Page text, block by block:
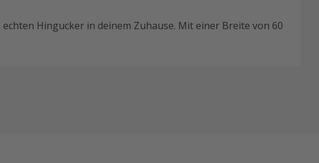
Hingucker in deinem Zuhause. Mit einer Breite von 60